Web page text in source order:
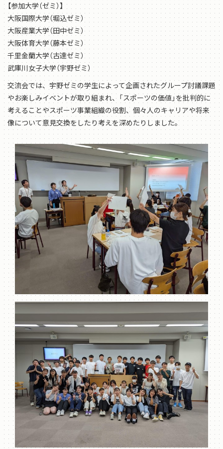
【参加大学（ゼミ）】
大阪国際大学（堀込ゼミ）
大阪産業大学（田中ゼミ）
大阪体育大学（藤本ゼミ）
千里金蘭大学（古達ゼミ）
武庫川女子大学（宇野ゼミ）
交流会では、宇野ゼミの学生によって企画されたグループ討議課題
やお楽しみイベントが取り組まれ、「スポーツの価値」を批判的に
考えることやスポーツ事業組織の役割、個々人のキャリアや将来
像について意見交換をしたり考えを深めたりしました。